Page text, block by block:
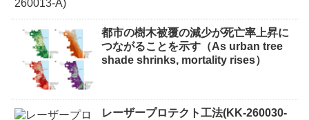
都市の樹木被覆の減少が死亡率上昇に
つながることを示す（As urban tree
shade shrinks, mortality rises）
レーザープロテクト⼯法(KK-260030-